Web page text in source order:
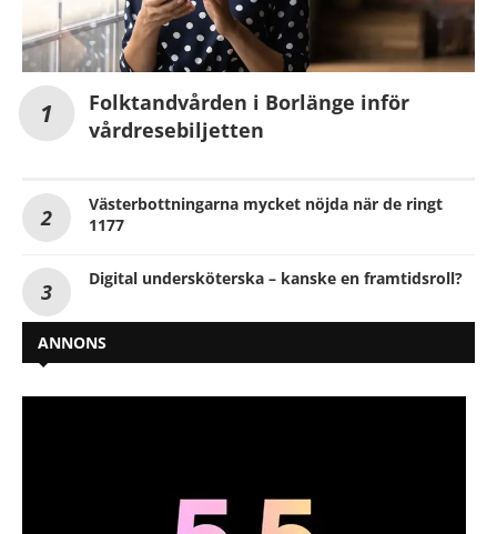
Folktandvården i Borlänge inför
vårdresebiljetten
Västerbottningarna mycket nöjda när de ringt
1177
Digital undersköterska – kanske en framtidsroll?
ANNONS